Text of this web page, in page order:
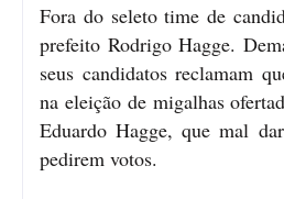
Fora do seleto time de
prefeito Rodrigo Hagge.
seus candidatos reclamam
na eleição de migalhas
Eduardo Hagge, que mal
pedirem votos.